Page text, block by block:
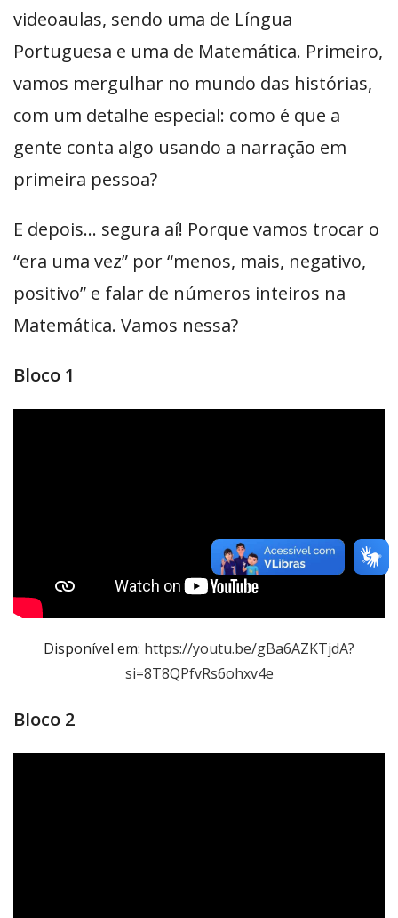
videoaulas, sendo uma de Língua
Portuguesa e uma de Matemática. Primeiro,
vamos mergulhar no mundo das histórias,
com um detalhe especial: como é que a
gente conta algo usando a narração em
primeira pessoa?
E depois… segura aí! Porque vamos trocar o
“era uma vez” por “menos, mais, negativo,
positivo” e falar de números inteiros na
Matemática. Vamos nessa?
Bloco 1
Disponível em: https://youtu.be/gBa6AZKTjdA?
si=8T8QPfvRs6ohxv4e
Bloco 2